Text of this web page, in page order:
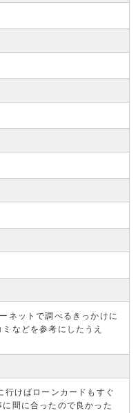
ネットで調べるきっかけに
などを参考にしたうえ
けばローンカードもすぐ
間に合ったので良かった